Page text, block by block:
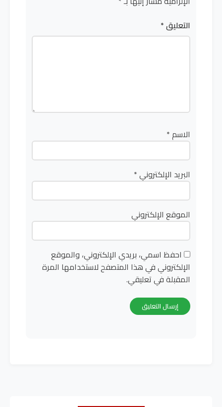
التعليق*
الاسم*
البريد الإلكتروني*
الموقع الإلكتروني
احفظ اسمي، بريدي الإلكتروني، والموقع
الإلكتروني في هذا المتصفح لاستخدامها المرة
المقبلة في تعليقي.